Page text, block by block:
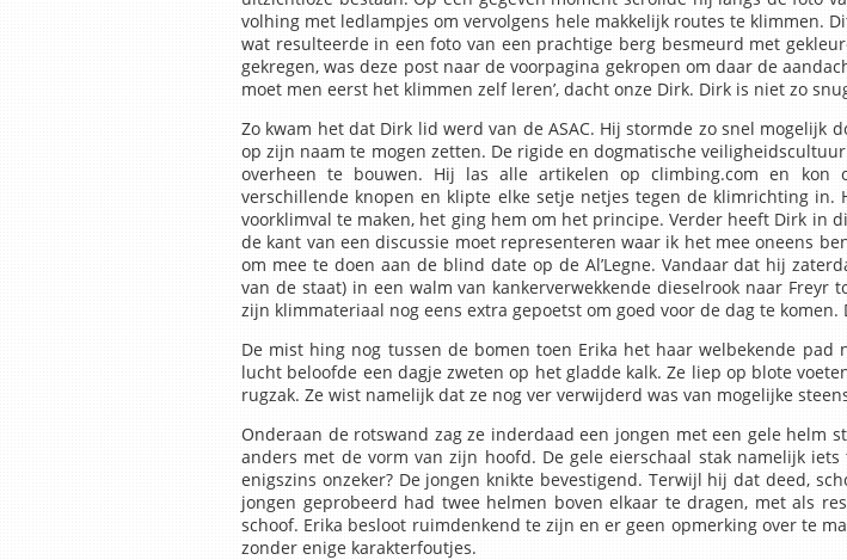
Privacybeleid
volhing met ledlampjes om vervolgens hele makkelijk routes te klimmen.
wat resulteerde in een foto van een prachtige berg besmeurd met
gekregen, was deze post naar de voorpagina gekropen om daar de
moet men eerst het klimmen zelf leren’, dacht onze Dirk. Dirk is niet zo
Zo kwam het dat Dirk lid werd van de ASAC. Hij stormde zo snel
op zijn naam te mogen zetten. De rigide en dogmatische
overheen te bouwen. Hij las alle artikelen op climbing.com en kon
verschillende knopen en klipte elke setje netjes tegen de klimrichting
voorklimval te maken, het ging hem om het principe. Verder heeft Dirk in
de kant van een discussie moet representeren waar ik het mee oneens
om mee te doen aan de blind date op de Al’Legne. Vandaar dat hij
van de staat) in een walm van kankerverwekkende dieselrook naar
zijn klimmateriaal nog eens extra gepoetst om goed voor de dag te
De mist hing nog tussen de bomen toen Erika het haar welbekende
lucht beloofde een dagje zweten op het gladde kalk. Ze liep op blote
rugzak. Ze wist namelijk dat ze nog ver verwijderd was van mogelijke
Onderaan de rotswand zag ze inderdaad een jongen met een gele helm
anders met de vorm van zijn hoofd. De gele eierschaal stak namelijk
enigszins onzeker? De jongen knikte bevestigend. Terwijl hij dat deed,
jongen geprobeerd had twee helmen boven elkaar te dragen, met als
schoof. Erika besloot ruimdenkend te zijn en er geen opmerking over te
zonder enige karakterfoutjes.